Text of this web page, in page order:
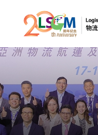
跳到內